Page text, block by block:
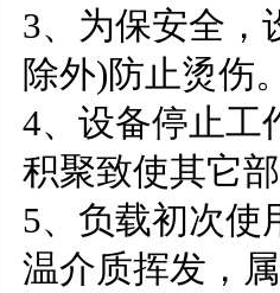
3、为保安全，
除外)防止烫伤
4、设备停止工
积聚致使其它
5、负载初次使
温介质挥发，